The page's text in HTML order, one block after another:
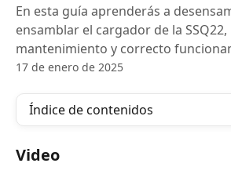
En esta guía aprenderás a
ensamblar el cargador de la
mantenimiento y correcto
17 de enero de 2025
Índice de contenidos
Video